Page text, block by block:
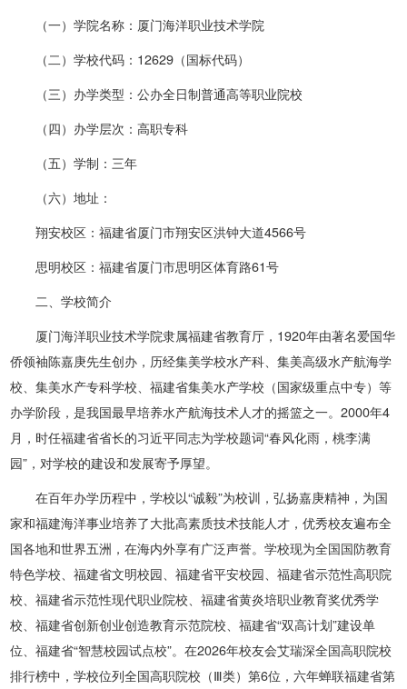
（一）学院名称 ： 厦门海洋职业技术学院
（二）学校代码 ： 12629（国标代码）
（三）办学类型 ：公办全日制普通高等职业院校
（四）办学层次 ：高职专科
（五）学制 ： 三年
（六）地址 ：
翔安校区 ：福建省厦门市翔安区洪钟大道4566号
思明校区 ：福建省厦门市思明区体育路61号
二、学校简介
厦门海洋职业技术学院隶属福建省教育厅，1920年由著名爱国华
侨领袖陈嘉庚先生创办，历经集美学校水产科、集美高级水产航海学
校、集美水产专科学校、福建省集美水产学校（国家级重点中专）等
办学阶段，是我国最早培养水产航海技术人才的摇篮之一。2000年4
月，时任福建省省长的习近平同志为学校题词“春风化雨，桃李满
园”，对学校的建设和发展寄予厚望。
在百年办学历程中，学校以“诚毅”为校训，弘扬嘉庚精神，为国
家和福建海洋事业培养了大批高素质技术技能人才，优秀校友遍布全
国各地和世界五洲，在海内外享有广泛声誉。学校现为全国国防教育
特色学校、福建省文明校园、福建省平安校园、福建省示范性高职院
校、福建省示范性现代职业院校、福建省黄炎培职业教育奖优秀学
校、福建省创新创业创造教育示范院校、福建省“双高计划”建设单
位、福建省“智慧校园试点校”。在2026年校友会艾瑞深全国高职院校
排行榜中，学校位列全国高职院校（Ⅲ类）第6位，六年蝉联福建省第